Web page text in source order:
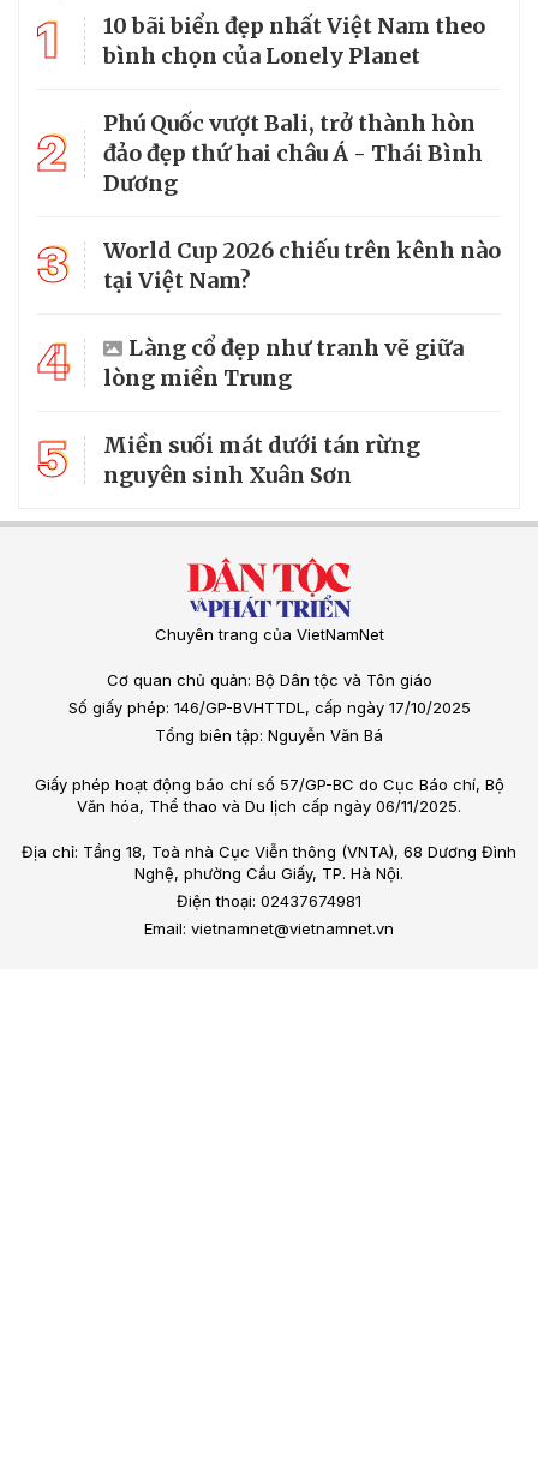
1
10 bãi biển đẹp nhất Việt Nam theo
bình chọn của Lonely Planet
2
Phú Quốc vượt Bali, trở thành hòn
đảo đẹp thứ hai châu Á - Thái Bình
Dương
3
World Cup 2026 chiếu trên kênh nào
tại Việt Nam?
4
Làng cổ đẹp như tranh vẽ giữa
lòng miền Trung
5
Miền suối mát dưới tán rừng
nguyên sinh Xuân Sơn
Chuyên trang của VietNamNet
Cơ quan chủ quản: Bộ Dân tộc và Tôn giáo
Số giấy phép: 146/GP-BVHTTDL, cấp ngày 17/10/2025
Tổng biên tập: Nguyễn Văn Bá
Giấy phép hoạt động báo chí số 57/GP-BC do Cục Báo chí, Bộ
Văn hóa, Thể thao và Du lịch cấp ngày 06/11/2025.
Địa chỉ: Tầng 18, Toà nhà Cục Viễn thông (VNTA), 68 Dương Đình
Nghệ, phường Cầu Giấy, TP. Hà Nội.
Điện thoại: 02437674981
Email: vietnamnet@vietnamnet.vn